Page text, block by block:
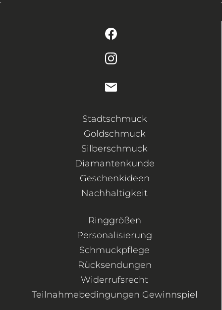
Stadtschmuck
Goldschmuck
Silberschmuck
Diamantenkunde
Geschenkideen
Nachhaltigkeit
Ringgrößen
Personalisierung
Schmuckpflege
Rücksendungen
Widerrufsrecht
Teilnahmebedingungen Gewinnspiel